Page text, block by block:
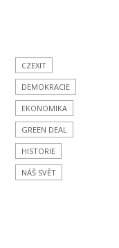
CZEXIT
DEMOKRACIE
EKONOMIKA
GREEN DEAL
HISTORIE
NÁŠ SVĚT